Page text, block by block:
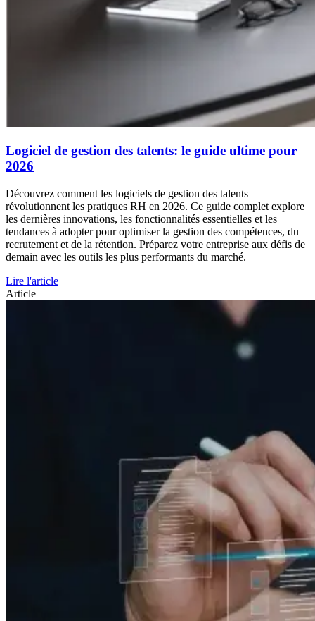
Logiciel de gestion des talents: le guide ultime pour
2026
Découvrez comment les logiciels de gestion des talents
révolutionnent les pratiques RH en 2026. Ce guide complet explore
les dernières innovations, les fonctionnalités essentielles et les
tendances à adopter pour optimiser la gestion des compétences, du
recrutement et de la rétention. Préparez votre entreprise aux défis de
demain avec les outils les plus performants du marché.
Lire l'article
Article